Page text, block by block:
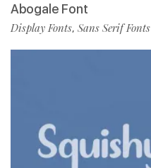
Abogale Font
Display Fonts, Sans Serif Fonts